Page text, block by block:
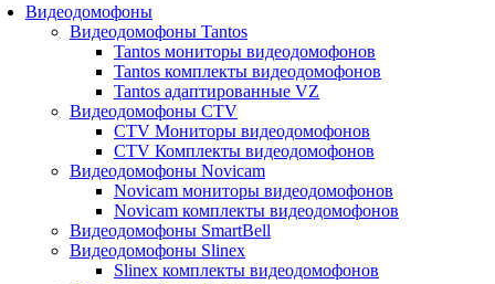
Видеодомофоны
Видеодомофоны Tantos
Tantos мониторы видеодомофонов
Tantos комплекты видеодомофонов
Tantos адаптированные VZ
Видеодомофоны CTV
CTV Мониторы видеодомофонов
CTV Комплекты видеодомофонов
Видеодомофоны Novicam
Novicam мониторы видеодомофонов
Novicam комплекты видеодомофонов
Видеодомофоны SmartBell
Видеодомофоны Slinex
Slinex комплекты видеодомофонов